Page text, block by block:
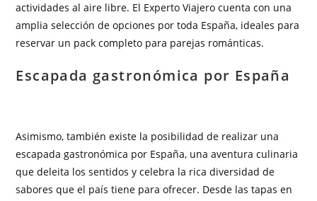
actividades al aire libre. El Experto Viajero cuenta con una
amplia selección de opciones por toda España, ideales para
reservar un pack completo para parejas románticas.
Escapada gastronómica por España
Asimismo, también existe la posibilidad de realizar una
escapada gastronómica por España, una aventura culinaria
que deleita los sentidos y celebra la rica diversidad de
sabores que el país tiene para ofrecer. Desde las tapas en